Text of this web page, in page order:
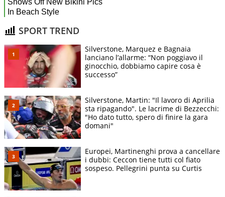
SPORT TREND
Silverstone, Marquez e Bagnaia
lanciano l’allarme: “Non poggiavo il
ginocchio, dobbiamo capire cosa è
successo”
Silverstone, Martin: "Il lavoro di Aprilia
sta ripagando". Le lacrime di Bezzecchi:
"Ho dato tutto, spero di finire la gara
domani"
Europei, Martinenghi prova a cancellare
i dubbi: Ceccon tiene tutti col fiato
sospeso. Pellegrini punta su Curtis